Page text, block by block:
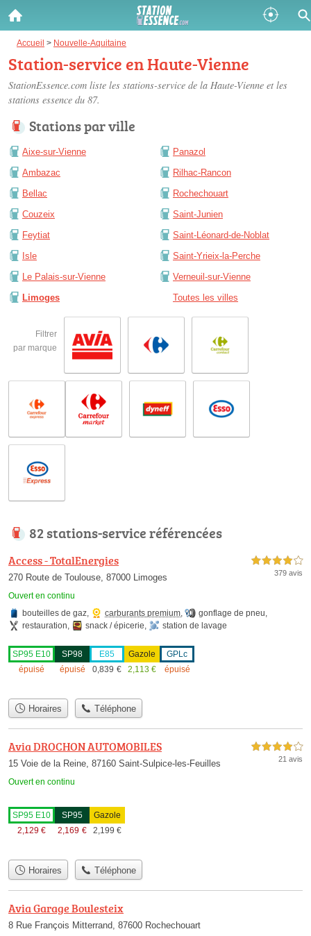
Accueil > Nouvelle-Aquitaine
Station-service en Haute-Vienne
StationEssence.com liste les stations-service de la Haute-Vienne et les
stations essence du 87.
Stations par ville
Aixe-sur-Vienne
Ambazac
Bellac
Couzeix
Feytiat
Isle
Le Palais-sur-Vienne
Limoges
Panazol
Rilhac-Rancon
Rochechouart
Saint-Junien
Saint-Léonard-de-Noblat
Saint-Yrieix-la-Perche
Verneuil-sur-Vienne
Toutes les villes
Filtrer
par marque
82 stations-service référencées
Access - TotalEnergies
270 Route de Toulouse, 87000 Limoges
Ouvert en continu
4,0 étoiles sur 5
379 avis
bouteilles de gaz, carburants premium, gonflage de pneu,
restauration, snack / épicerie, station de lavage
SP95 E10
épuisé
SP98
épuisé
E85
0,839 €
Gazole
2,113 €
GPLc
épuisé
Horaires Téléphone
Avia DROCHON AUTOMOBILES
15 Voie de la Reine, 87160 Saint-Sulpice-les-Feuilles
Ouvert en continu
4,0 étoiles sur 5
21 avis
SP95 E10
2,129 €
SP95
2,169 €
Gazole
2,199 €
Horaires Téléphone
Avia Garage Boulesteix
8 Rue François Mitterrand, 87600 Rochechouart
Gazole :
Disponible Épuisé
SP 98 :
Disponible
SP 95 :